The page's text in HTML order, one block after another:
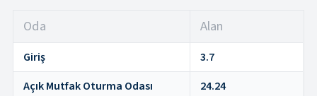
Oda Alan
Giriş
3.7
Açık Mutfak Oturma Odası
24.24